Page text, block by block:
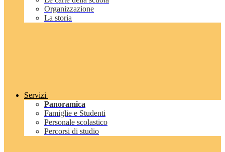
Organizzazione
La storia
Servizi
Panoramica
Famiglie e Studenti
Personale scolastico
Percorsi di studio